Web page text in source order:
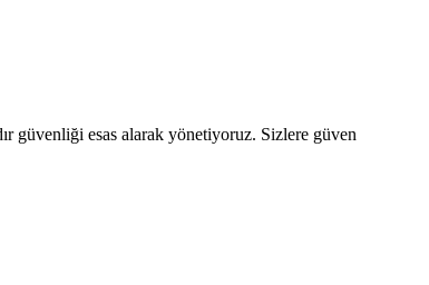
güvenliği esas alarak yönetiyoruz. Sizlere güven